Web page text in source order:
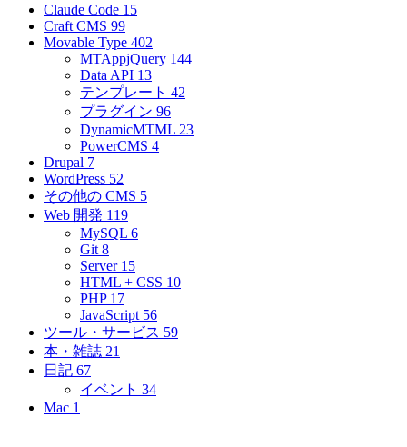
Claude Code 15
Craft CMS 99
Movable Type 402
MTAppjQuery 144
Data API 13
テンプレート 42
プラグイン 96
DynamicMTML 23
PowerCMS 4
Drupal 7
WordPress 52
その他の CMS 5
Web 開発 119
MySQL 6
Git 8
Server 15
HTML + CSS 10
PHP 17
JavaScript 56
ツール・サービス 59
本・雑誌 21
日記 67
イベント 34
Mac 1